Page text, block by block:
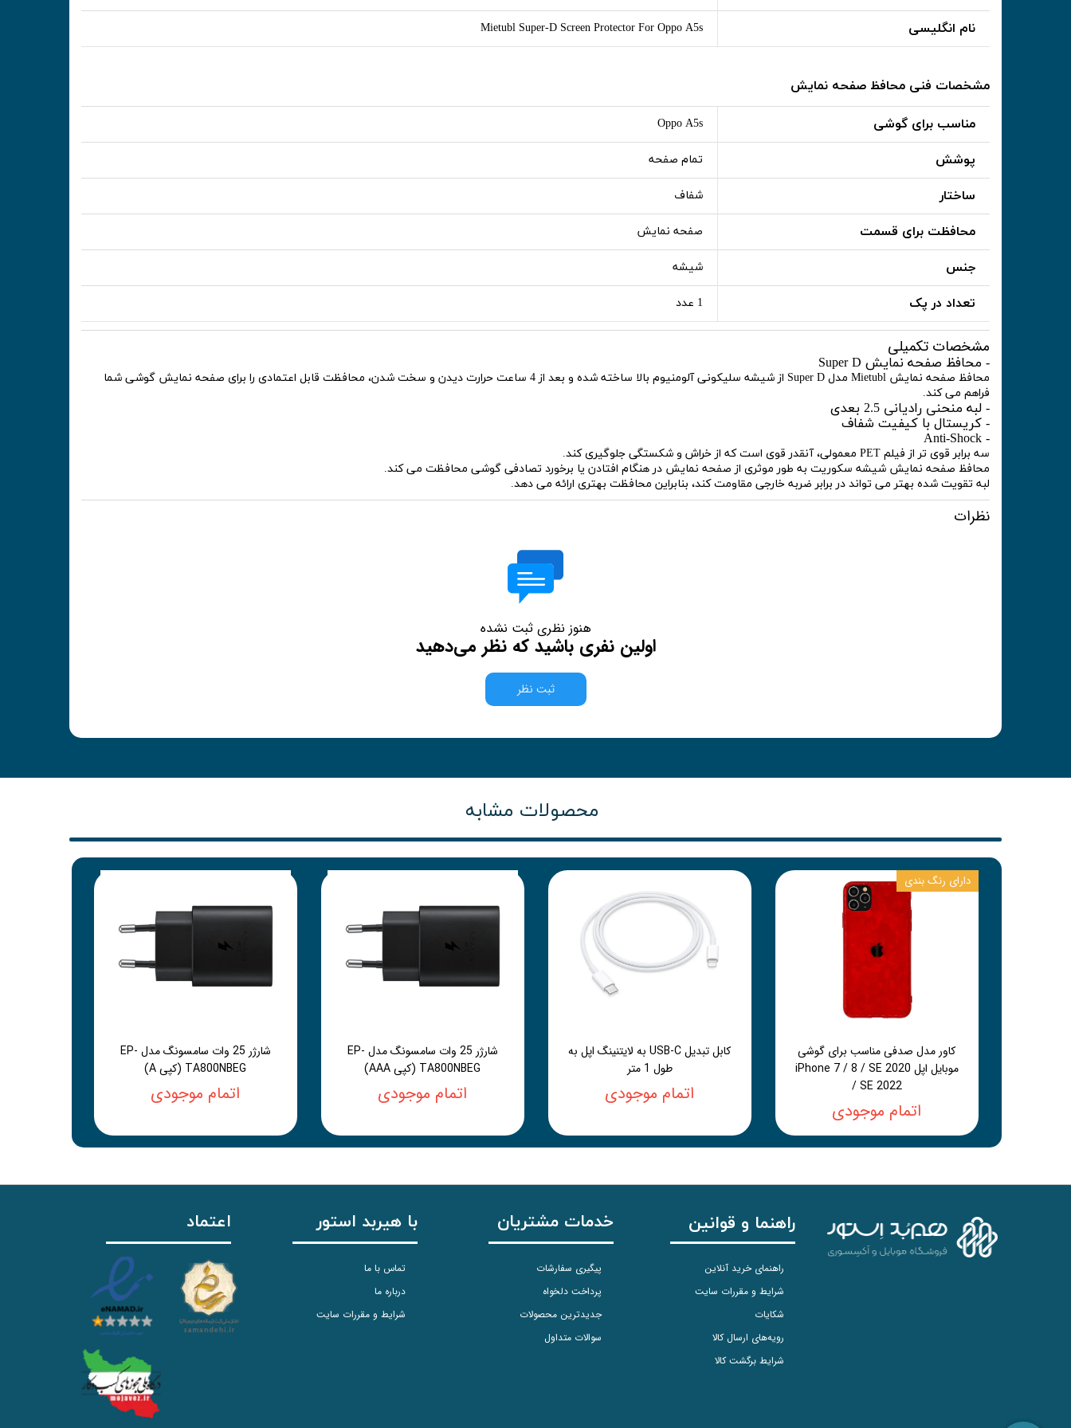
نام انگلیسی Mietubl Super-D Screen Protector For Oppo A5s
مشخصات فنی محافظ صفحه نمایش
مناسب برای گوشی Oppo A5s
پوشش تمام صفحه
ساختار شفاف
محافظت برای قسمت صفحه نمایش
جنس شیشه
تعداد در پک 1 عدد
مشخصات تکمیلی
- محافظ صفحه نمایش Super D
محافظ صفحه نمایش Mietubl مدل Super D از شیشه سلیکونی آلومنیوم بالا ساخته شده و بعد از 4 ساعت حرارت دیدن و سخت شدن، محافظت قابل اعتمادی را برای صفحه نمایش گوشی شما
فراهم می کند.
- لبه منحنی رادیانی 2.5 بعدی
- کریستال با کیفیت شفاف
- Anti-Shock
سه برابر قوی تر از فیلم PET معمولی، آنقدر قوی است که از خراش و شکستگی جلوگیری کند.
محافظ صفحه نمایش شیشه سکوریت به طور موثری از صفحه نمایش در هنگام افتادن یا برخورد تصادفی گوشی محافظت می کند.
لبه تقویت شده بهتر می تواند در برابر ضربه خارجی مقاومت کند، بنابراین محافظت بهتری ارائه می دهد.
نظرات
هنوز نظری ثبت نشده
اولین نفری باشید که نظر می‌دهید
ثبت نظر
محصولات مشابه
کاور مدل صدفی مناسب برای گوشی
موبایل اپل iPhone 7 / 8 / SE 2020
/ SE 2022
اتمام موجودی
دارای رنگ بندی
کابل تبدیل USB-C به لایتنینگ اپل به
طول 1 متر
اتمام موجودی
شارژر 25 وات سامسونگ مدل EP-
TA800NBEG (کپی AAA)
اتمام موجودی
شارژر 25 وات سامسونگ مدل EP-
TA800NBEG (کپی A)
اتمام موجودی
راهنما و قوانین
راهنمای خرید آنلاین
شرایط و مقررات سایت
شکایات
رویه‌های ارسال کالا
شرایط برگشت کالا
خدمات مشتریان
پیگیری سفارشات
پرداخت دلخواه
جدیدترین محصولات
سوالات متداول
با هیربد استور
تماس با ما
درباره ما
شرایط و مقررات سایت
اعتماد